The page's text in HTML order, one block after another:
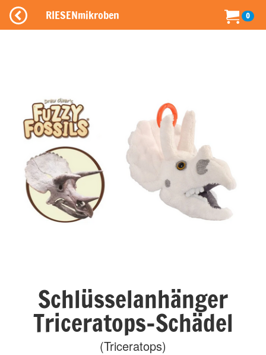
RIESENmikroben 0
Schlüsselanhänger
Triceratops-Schädel
(Triceratops)